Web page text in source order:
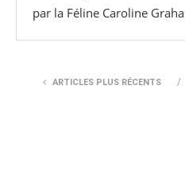
par la Féline Caroline
ARTICLES PLUS RÉCENTS